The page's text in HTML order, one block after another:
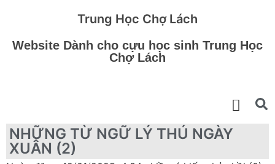
Trung Học Chợ Lách
Website Dành cho cựu học sinh Trung Học
Chợ Lách
NHỮNG TỪ NGỮ LÝ THÚ NGÀY
XUÂN (2)